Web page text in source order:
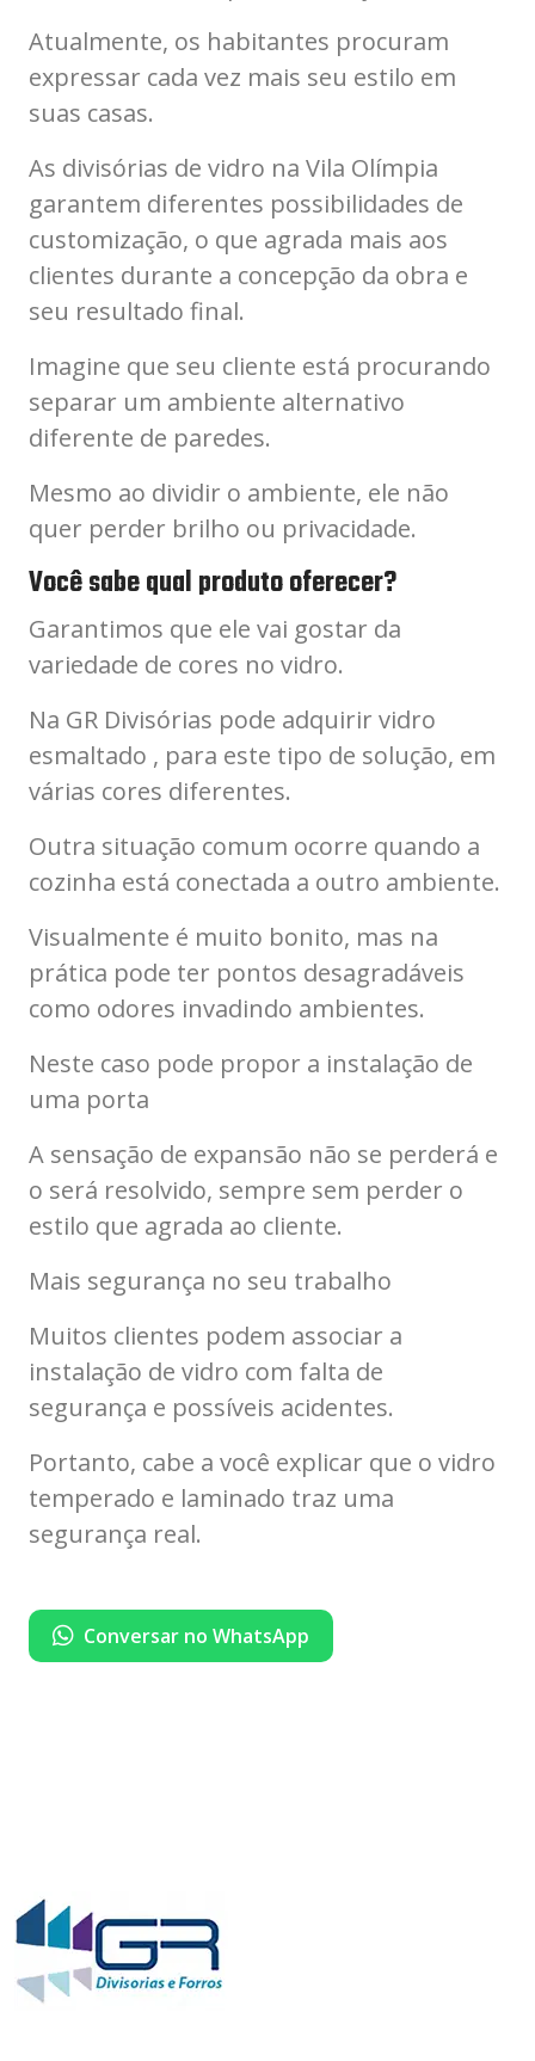
Atualmente, os habitantes procuram
expressar cada vez mais seu estilo em
suas casas.
As divisórias de vidro na Vila Olímpia
garantem diferentes possibilidades de
customização, o que agrada mais aos
clientes durante a concepção da obra e
seu resultado final.
Imagine que seu cliente está procurando
separar um ambiente alternativo
diferente de paredes.
Mesmo ao dividir o ambiente, ele não
quer perder brilho ou privacidade.
Você sabe qual produto oferecer?
Garantimos que ele vai gostar da
variedade de cores no vidro.
Na GR Divisórias pode adquirir vidro
esmaltado , para este tipo de solução, em
várias cores diferentes.
Outra situação comum ocorre quando a
cozinha está conectada a outro ambiente.
Visualmente é muito bonito, mas na
prática pode ter pontos desagradáveis ​​
como odores invadindo ambientes.
Neste caso pode propor a instalação de
uma porta
A sensação de expansão não se perderá e
o será resolvido, sempre sem perder o
estilo que agrada ao cliente.
Mais segurança no seu trabalho
Muitos clientes podem associar a
instalação de vidro com falta de
segurança e possíveis acidentes.
Portanto, cabe a você explicar que o vidro
temperado e laminado traz uma
segurança real.
Conversar no WhatsApp